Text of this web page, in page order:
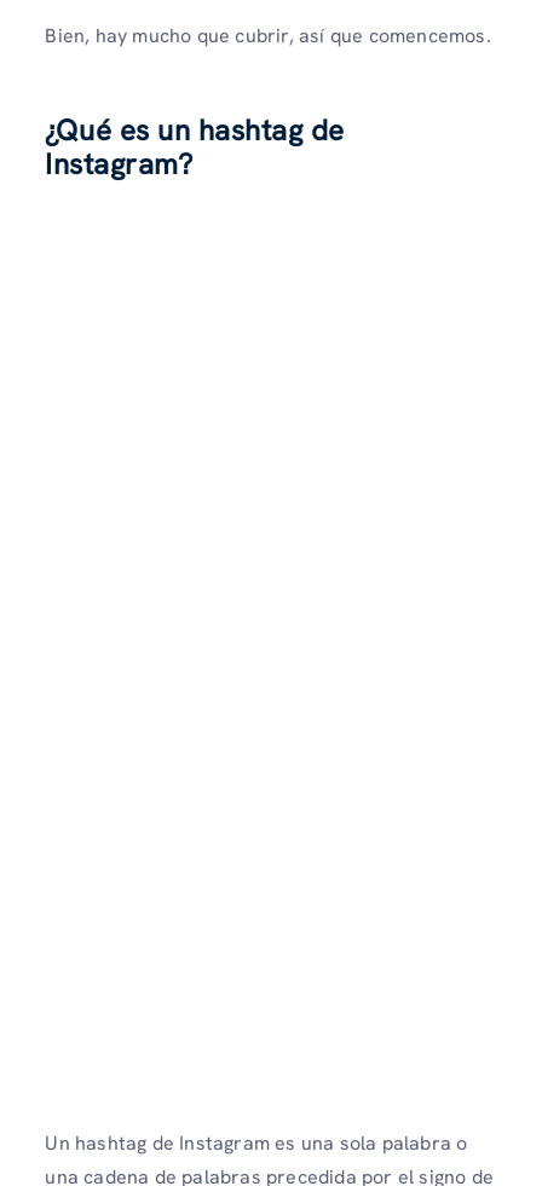
Bien, hay mucho que cubrir, así que comencemos.
¿Qué es un hashtag de
Instagram?
Un hashtag de Instagram es una sola palabra o
una cadena de palabras precedida por el signo de